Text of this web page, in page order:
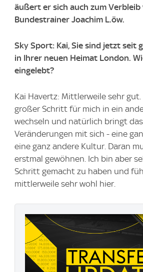
äußert er sich auch zum Verbleib
Bundestrainer Joachim L.öw.
Sky Sport: Kai, Sie sind jetzt seit
in Ihrer neuen Heimat London.
eingelebt?
Kai Havertz: Mittlerweile sehr gut.
großer Schritt für mich in ein
wechseln und natürlich bringt
Veränderungen mit sich - eine
eine ganz andere Kultur. Daran
erstmal gewöhnen. Ich bin aber
Schritt gemacht zu haben und
mittlerweile sehr wohl hier.